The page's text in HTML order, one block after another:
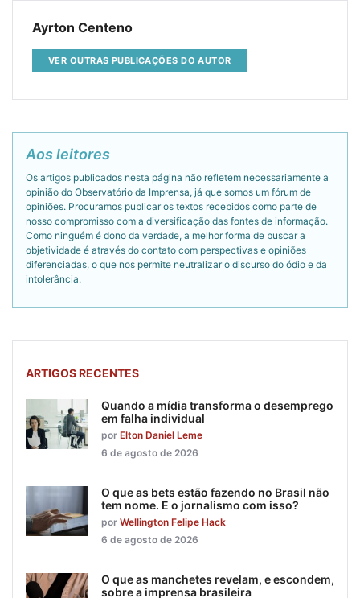
Ayrton Centeno
VER OUTRAS PUBLICAÇÕES DO AUTOR
Aos leitores
Os artigos publicados nesta página não refletem necessariamente a
opinião do Observatório da Imprensa, já que somos um fórum de
opiniões. Procuramos publicar os textos recebidos como parte de
nosso compromisso com a diversificação das fontes de informação.
Como ninguém é dono da verdade, a melhor forma de buscar a
objetividade é através do contato com perspectivas e opiniões
diferenciadas, o que nos permite neutralizar o discurso do ódio e da
intolerância.
ARTIGOS RECENTES
Quando a mídia transforma o desemprego
em falha individual
por Elton Daniel Leme
6 de agosto de 2026
O que as bets estão fazendo no Brasil não
tem nome. E o jornalismo com isso?
por Wellington Felipe Hack
6 de agosto de 2026
O que as manchetes revelam, e escondem,
sobre a imprensa brasileira